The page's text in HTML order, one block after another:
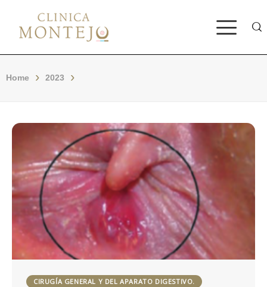
Home 2023
CIRUGÍA GENERAL Y DEL APARATO DIGESTIVO.